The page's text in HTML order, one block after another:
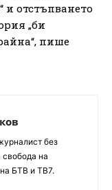
и отстъпването
„би
пише
без
свобода на
БТВ и ТВ7.